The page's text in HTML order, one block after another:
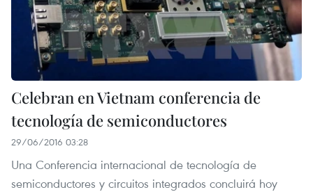
Celebran en Vietnam conferencia de
tecnología de semiconductores
29/06/2016 03:28
Una Conferencia internacional de tecnología de
semiconductores y circuitos integrados concluirá hoy